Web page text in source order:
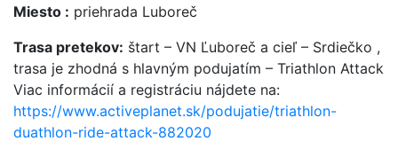
Miesto : priehrada Luboreč
Trasa pretekov: štart – VN Ľuboreč a cieľ – Srdiečko ,
trasa je zhodná s hlavným podujatím – Triathlon Attack
Viac informácií a registráciu nájdete na:
https://www.activeplanet.sk/podujatie/triathlon-
duathlon-ride-attack-882020